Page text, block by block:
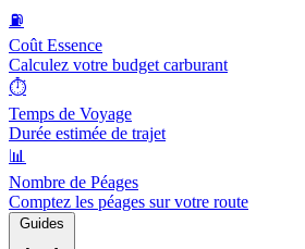
⛽
Coût Essence
Calculez votre budget carburant
⏱️
Temps de Voyage
Durée estimée de trajet
📊
Nombre de Péages
Comptez les péages sur votre route
Guides